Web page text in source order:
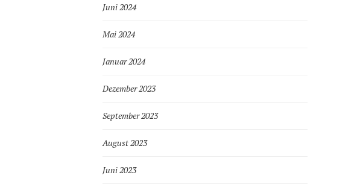
Juni 2024
Mai 2024
Januar 2024
Dezember 2023
September 2023
August 2023
Juni 2023